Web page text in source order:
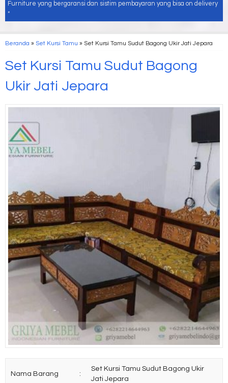
Furniture yang bergaransi dan sistim pembayaran yang bisa on delivery
*
Beranda » Set Kursi Tamu » Set Kursi Tamu Sudut Bagong Ukir Jati Jepara
Set Kursi Tamu Sudut Bagong
Ukir Jati Jepara
Nama Barang :
Set Kursi Tamu Sudut Bagong Ukir
Jati Jepara